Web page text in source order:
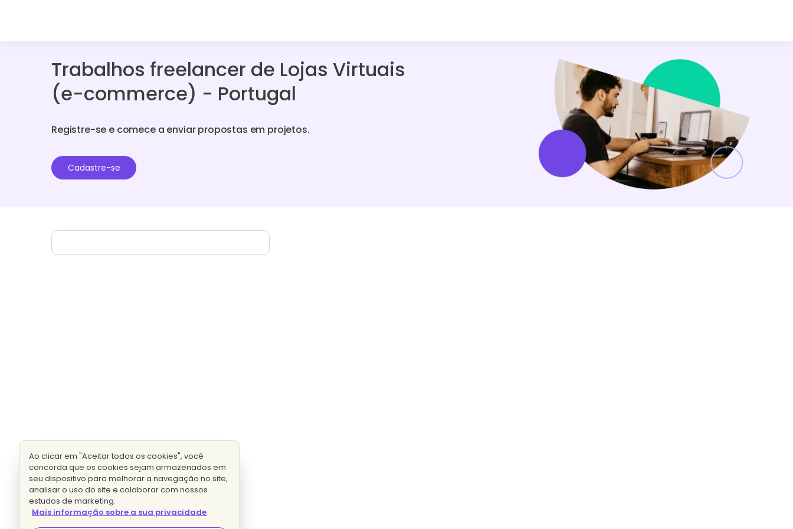
Trabalhos freelancer de Lojas Virtuais
(e-commerce) - Portugal
Registre-se e comece a enviar propostas em projetos.
Cadastre-se
Ao clicar em "Aceitar todos os cookies", você
concorda que os cookies sejam armazenados em
seu dispositivo para melhorar a navegação no site,
analisar o uso do site e colaborar com nossos
estudos de marketing.
Mais informação sobre a sua privacidade